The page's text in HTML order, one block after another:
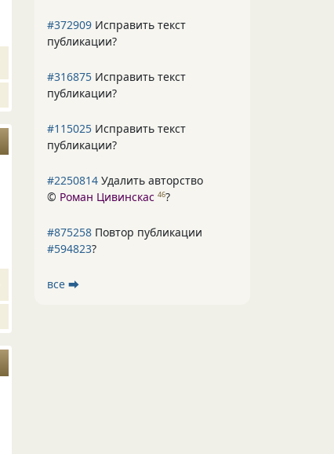
#372909 Исправить текст
публикации?
#316875 Исправить текст
публикации?
#115025 Исправить текст
публикации?
#2250814 Удалить авторство
© Роман Цивинскас 46?
#875258 Повтор публикации
#594823?
все ⮕